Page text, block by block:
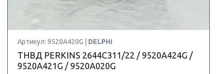
Артикул: 9520A420G | DELPHI
ТНВД PERKINS 2644C311/22 / 9520A424G /
9520A421G / 9520A020G